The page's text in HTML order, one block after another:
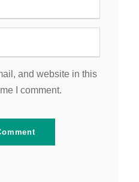
and website in this
I comment.